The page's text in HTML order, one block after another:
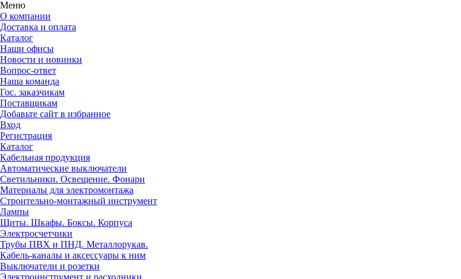
Меню
О компании
Доставка и оплата
Каталог
Наши офисы
Новости и новинки
Вопрос-ответ
Наша команда
Гос. заказчикам
Поставщикам
Добавьте сайт в избранное
Вход
Регистрация
Каталог
Кабельная продукция
Автоматические выключатели
Светильники. Освещение. Фонари
Материалы для электромонтажа
Строительно-монтажный инструмент
Лампы
Щиты. Шкафы. Боксы. Корпуса
Электросчетчики
Трубы ПВХ и ПНД. Металлорукав.
Кабель-каналы и аксессуары к ним
Выключатели и розетки
Электроинструмент и расходники